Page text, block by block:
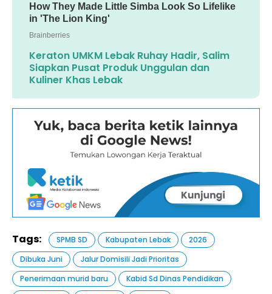
Keraton UMKM Lebak Ruhay Hadir, Salim
Siapkan Pusat Produk Unggulan dan
Kuliner Khas Lebak
Tags: SPMB SD Kabupaten Lebak
2026
Dibuka Juni
Jalur Domisili Jadi Prioritas
Penerimaan murid baru
Kabid Sd Dinas Pendidikan